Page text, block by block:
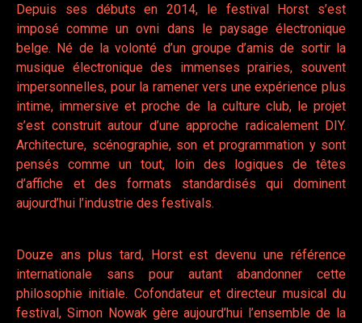
Depuis ses débuts en 2014, le festival Horst s’est
imposé comme un ovni dans le paysage électronique
belge. Né de la volonté d’un groupe d’amis de sortir la
musique électronique des immenses prairies, souvent
impersonnelles, pour la ramener vers une expérience plus
intime, immersive et proche de la culture club, le projet
s’est construit autour d’une approche radicalement DIY.
Architecture, scénographie, son et programmation y sont
pensés comme un tout, loin des logiques de têtes
d’affiche et des formats standardisés qui dominent
aujourd’hui l’industrie des festivals.
Douze ans plus tard, Horst est devenu une référence
internationale sans pour autant abandonner cette
philosophie initiale. Cofondateur et directeur musical du
festival, Simon Nowak gère aujourd’hui l’ensemble de la